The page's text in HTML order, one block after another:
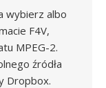
wybierz albo
F4V,
MPEG-2.
źródła
Dropbox.